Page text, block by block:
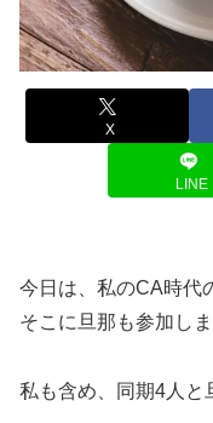
X
LINE
今日は、私のCA時代
そこに旦那も参加し
私も含め、同期4人と